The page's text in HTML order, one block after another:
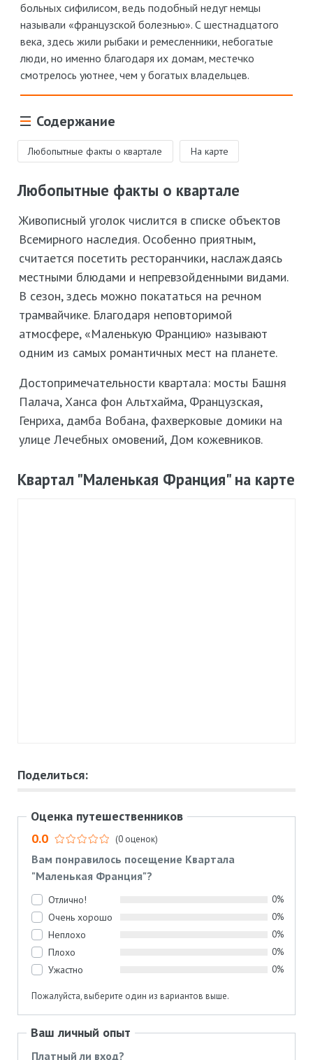
больных сифилисом, ведь подобный недуг немцы
называли «французской болезнью». С шестнадцатого
века, здесь жили рыбаки и ремесленники, небогатые
люди, но именно благодаря их домам, местечко
смотрелось уютнее, чем у богатых владельцев.
Содержание
Любопытные факты о квартале На карте
Любопытные факты о квартале
Живописный уголок числится в списке объектов
Всемирного наследия. Особенно приятным,
считается посетить ресторанчики, наслаждаясь
местными блюдами и непревзойденными видами.
В сезон, здесь можно покататься на речном
трамвайчике. Благодаря неповторимой
атмосфере, «Маленькую Францию» называют
одним из самых романтичных мест на планете.
Достопримечательности квартала: мосты Башня
Палача, Ханса фон Альтхайма, Французская,
Генриха, дамба Вобана, фахверковые домики на
улице Лечебных омовений, Дом кожевников.
Квартал "Маленькая Франция" на карте
Поделиться:
Оценка путешественников
0.0
(0 оценок)
Вам понравилось посещение Квартала
"Маленькая Франция"?
Отлично!
Очень хорошо
Неплохо
Плохо
Ужастно
0%
0%
0%
0%
0%
Пожалуйста, выберите один из вариантов выше.
Ваш личный опыт
Платный ли вход?